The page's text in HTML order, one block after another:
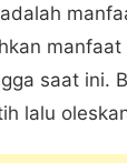
saat ini.
lalu